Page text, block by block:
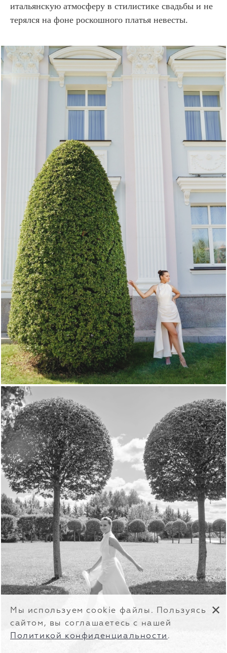
итальянскую атмосферу в стилистике свадьбы и не
терялся на фоне роскошного платья невесты.
Мы используем cookie файлы. Пользуясь
сайтом, вы соглашаетесь с нашей
Политикой конфиденциальности .
✕